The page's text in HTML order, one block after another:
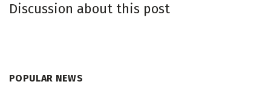
(Reza)
Discussion about this post
POPULAR NEWS